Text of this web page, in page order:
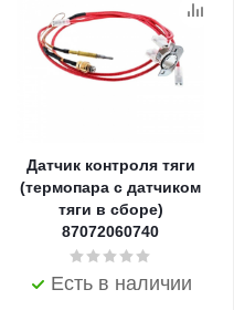
Датчик контроля тяги
(термопара с датчиком
тяги в сборе)
87072060740
Есть в наличии